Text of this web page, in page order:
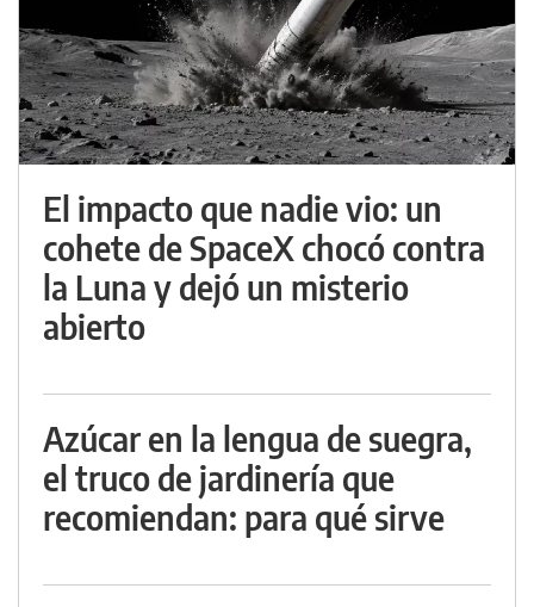
El impacto que nadie vio: un
cohete de SpaceX chocó contra
la Luna y dejó un misterio
abierto
Azúcar en la lengua de suegra,
el truco de jardinería que
recomiendan: para qué sirve